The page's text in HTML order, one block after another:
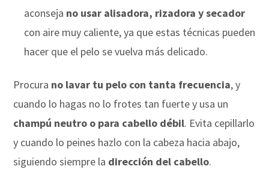
aconseja no usar alisadora, rizadora y secador
con aire muy caliente, ya que estas técnicas pueden
hacer que el pelo se vuelva más delicado.
Procura no lavar tu pelo con tanta frecuencia, y
cuando lo hagas no lo frotes tan fuerte y usa un
champú neutro o para cabello débil. Evita cepillarlo
y cuando lo peines hazlo con la cabeza hacia abajo,
siguiendo siempre la dirección del cabello.